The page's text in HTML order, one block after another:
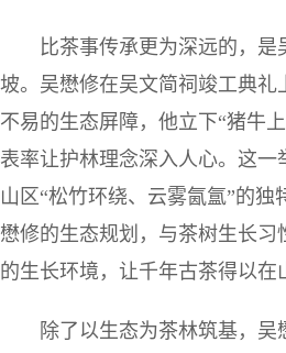
比茶事传承更为深远的，
坡。吴懋修在吴文简祠竣工典礼
不易的生态屏障，他立下“猪牛
表率让护林理念深入人心。这
山区“松竹环绕、云雾氤氲”的
懋修的生态规划，与茶树生长
的生长环境，让千年古茶得以
除了以生态为茶林筑基，